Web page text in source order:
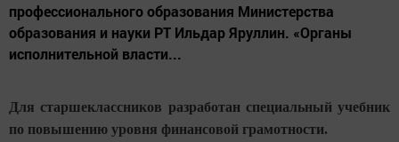
профессионального образования Министерства
образования и науки РТ Ильдар Яруллин. «Органы
исполнительной власти...
Для старшеклассников разработан специальный учебник
по повышению уровня финансовой грамотности.